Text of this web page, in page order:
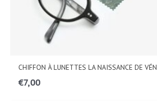
CHIFFON À LUNETTES LA NAISSANCE DE
€7,00